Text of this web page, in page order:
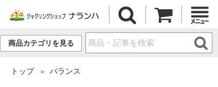
商品カテゴリを見る
トップ バランス